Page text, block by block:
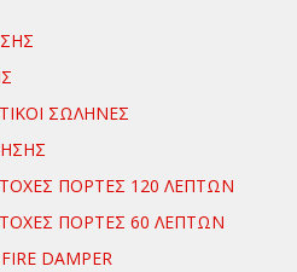
ΣΩΛΗΝΕΣ
ΠΟΡΤΕΣ 120 ΛΕΠΤΩΝ
ΠΟΡΤΕΣ 60 ΛΕΠΤΩΝ
DAMPER